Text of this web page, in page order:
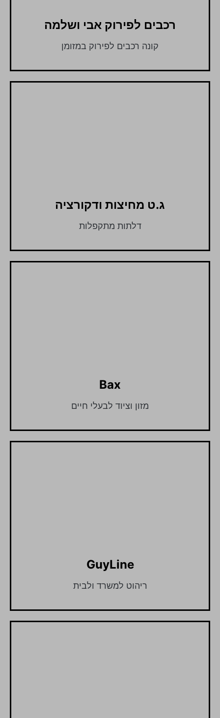
רכבים לפירוק אבי ושלמה
קונה רכבים לפירוק במזומן
ג.ט מחיצות ודקורציה
דלתות מתקפלות
Bax
מזון וציוד לבעלי חיים
GuyLine
ריהוט למשרד ולבית